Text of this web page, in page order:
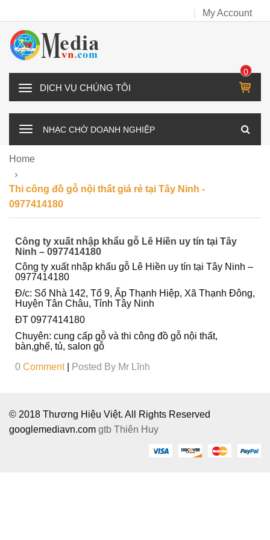
My Account
D
H
G
T
Ô
0
IT
M
NHẠC CHỜ DOANH NGHIỆP
Home
Thi công đồ gỗ nội thất giá rẻ tại Tây Ninh -
0977414180
Công ty xuất nhập khẩu gỗ Lê Hiền uy tín tại Tây
Ninh – 0977414180
Công ty xuất nhập khẩu gỗ Lê Hiền uy tín tại Tây Ninh –
0977414180
Đ/c: Số Nhà 142, Tổ 9, Ấp Thạnh Hiệp, Xã Thạnh Đông,
Huyện Tân Châu, Tỉnh Tây Ninh
ĐT 0977414180
Chuyên: cung cấp gỗ và thi công đồ gỗ nội thất,
bàn,ghế, tủ, salon gỗ
0 Comment Posted By Mr Lĩnh
© 2018 Thương Hiệu Việt. All Rights Reserved
googlemediavn.com gtb Thiên Huy